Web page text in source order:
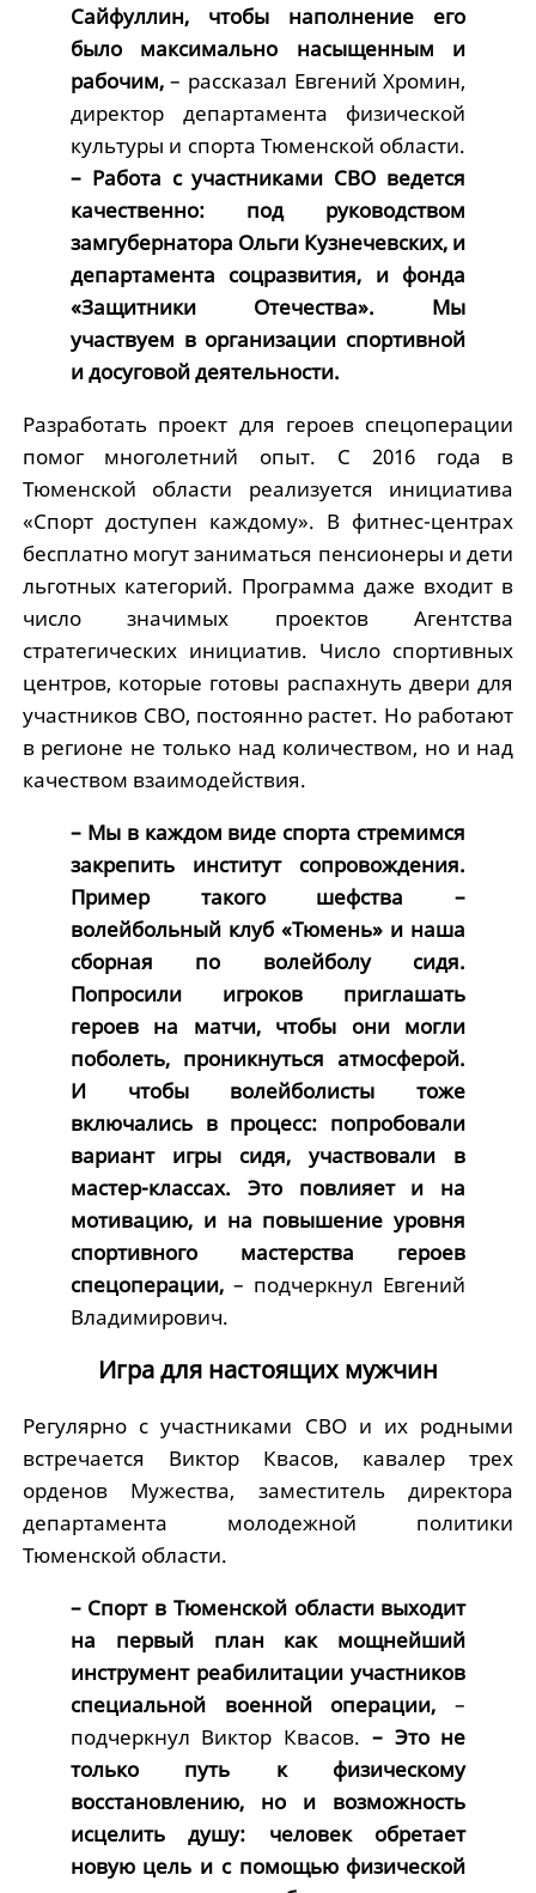
Сайфуллин, чтобы наполнение его
было максимально насыщенным и
рабочим,– рассказал Евгений Хромин,
директор департамента физической
культуры и спорта Тюменской области.
– Работа с участниками СВО ведется
качественно: под руководством
замгубернатора Ольги Кузнечевских, и
департамента соцразвития, и фонда
«Защитники Отечества». Мы
участвуем в организации спортивной
и досуговой деятельности.
Разработать проект для героев спецоперации
помог многолетний опыт. С 2016 года в
Тюменской области реализуется инициатива
«Спорт доступен каждому». В фитнес-центрах
бесплатно могут заниматься пенсионеры и дети
льготных категорий. Программа даже входит в
число значимых проектов Агентства
стратегических инициатив. Число спортивных
центров, которые готовы распахнуть двери для
участников СВО, постоянно растет. Но работают
в регионе не только над количеством, но и над
качеством взаимодействия.
– Мы в каждом виде спорта стремимся
закрепить институт сопровождения.
Пример такого шефства –
волейбольный клуб «Тюмень» и наша
сборная по волейболу сидя.
Попросили игроков приглашать
героев на матчи, чтобы они могли
поболеть, проникнуться атмосферой.
И чтобы волейболисты тоже
включались в процесс: попробовали
вариант игры сидя, участвовали в
мастер-классах. Это повлияет и на
мотивацию, и на повышение уровня
спортивного мастерства героев
спецоперации,– подчеркнул Евгений
Владимирович.
Игра для настоящих мужчин
Регулярно с участниками СВО и их родными
встречается Виктор Квасов, кавалер трех
орденов Мужества, заместитель директора
департамента молодежной политики
Тюменской области.
– Спорт в Тюменской области выходит
на первый план как мощнейший
инструмент реабилитации участников
специальной военной операции, –
подчеркнул Виктор Квасов. – Это не
только путь к физическому
восстановлению, но и возможность
исцелить душу: человек обретает
новую цель и с помощью физической